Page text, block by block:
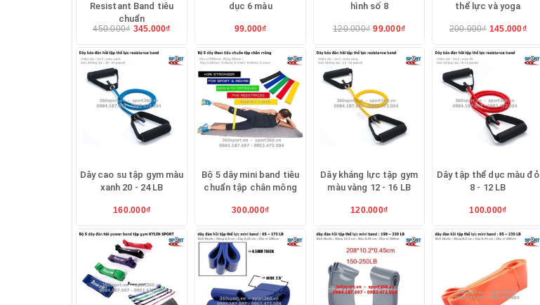
- Tập mông với động tác nằm sấp chống tay duỗi thẳng chân đá ra sau
- Tập mông với động tác nằm nghiêng, chân trên duỗi thẳng đá ngang
- Tập chân với động tác nằm nghiêng, chân trên duỗi thẳng đá ra sau
- Tập mông với động tác nằm sấp, siết mông căng dây ngang vai nâng lên trên.
Các bài tập với dây kéo đàn hồi tập thể lực
Resistant Band tiêu
chuẩn
450.000₫ 345.000₫
dục 6 màu
99.000₫
hình số 8
120.000₫ 99.000₫
thể lực và yoga
200.000₫ 145.000₫
Dây cao su tập gym màu
xanh 20 - 24 LB
160.000₫
Bộ 5 dây mini band tiêu
chuẩn tập chân mông
300.000₫
Dây kháng lực tập gym
màu vàng 12 - 16 LB
120.000₫
Dây tập thể dục màu đỏ
8 - 12 LB
100.000₫